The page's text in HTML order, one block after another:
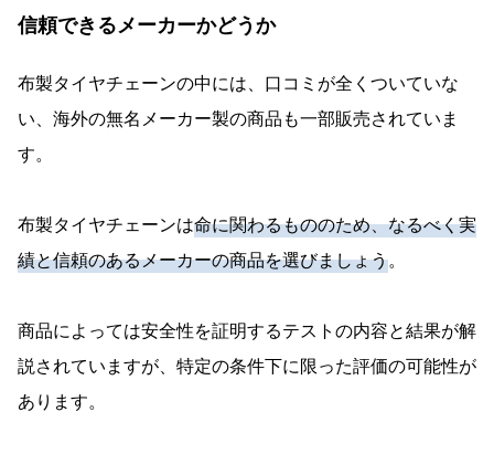
信頼できるメーカーかどうか
布製タイヤチェーンの中には、口コミが全くついていな
い、海外の無名メーカー製の商品も一部販売されていま
す。
布製タイヤチェーンは命に関わるもののため、なるべく実
績と信頼のあるメーカーの商品を選びましょう。
商品によっては安全性を証明するテストの内容と結果が解
説されていますが、特定の条件下に限った評価の可能性が
あります。